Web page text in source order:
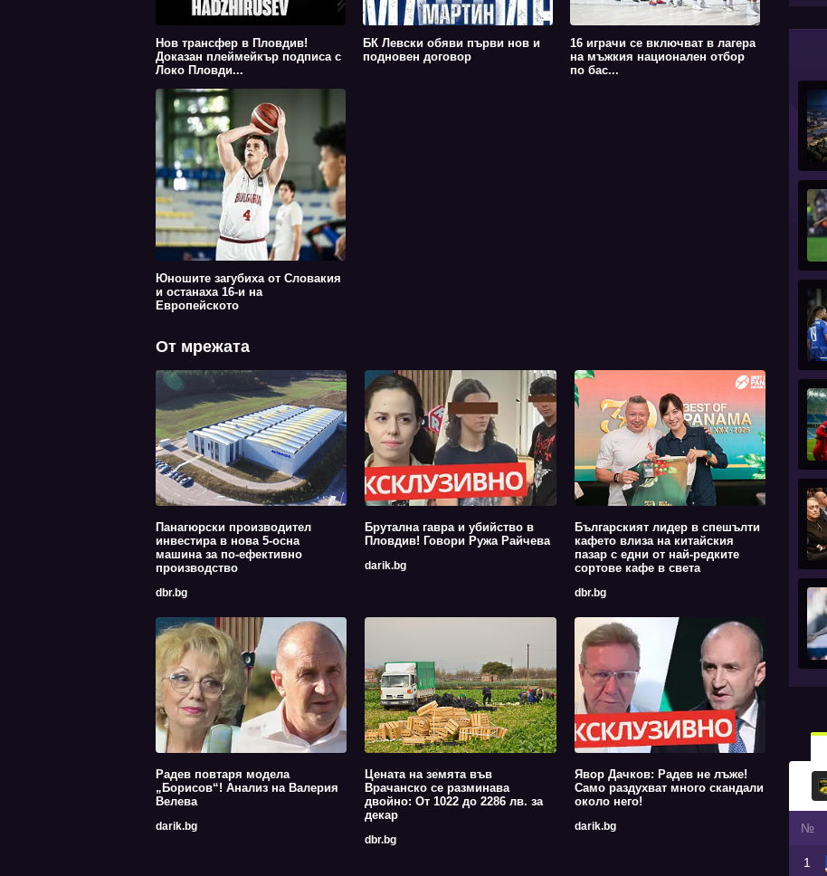
Нов трансфер в Пловдив!
Доказан плеймейкър подписа с
Локо Пловди...
БК Левски обяви първи нов и
подновен договор
16 играчи се включват в лагера
на мъжкия национален отбор
по бас...
Юношите загубиха от Словакия
и останаха 16-и на
Европейското
От мрежата
Панагюрски производител
инвестира в нова 5-осна
машина за по-ефективно
производство
dbr.bg
Брутална гавра и убийство в
Пловдив! Говори Ружа Райчева
darik.bg
Българският лидер в спешълти
кафето влиза на китайския
пазар с едни от най-редките
сортове кафе в света
dbr.bg
Радев повтаря модела
„Борисов“! Анализ на Валерия
Велева
darik.bg
Цената на земята във
Врачанско се разминава
двойно: От 1022 до 2286 лв. за
декар
dbr.bg
Явор Дачков: Радев не лъже!
Само раздухват много скандали
около него!
darik.bg №
1